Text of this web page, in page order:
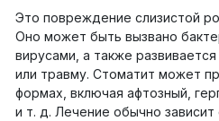
Это повреждение слизистой
Оно может быть вызвано
вирусами, а также
или травму. Стоматит может
формах, включая афтозный,
и т. д. Лечение обычно